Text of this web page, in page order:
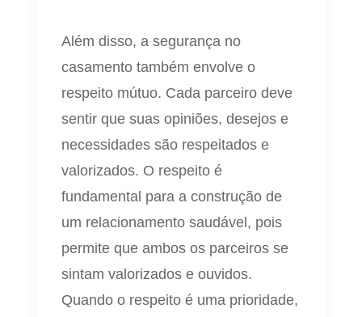
Além disso, a segurança no
casamento também envolve o
respeito mútuo. Cada parceiro deve
sentir que suas opiniões, desejos e
necessidades são respeitados e
valorizados. O respeito é
fundamental para a construção de
um relacionamento saudável, pois
permite que ambos os parceiros se
sintam valorizados e ouvidos.
Quando o respeito é uma prioridade,